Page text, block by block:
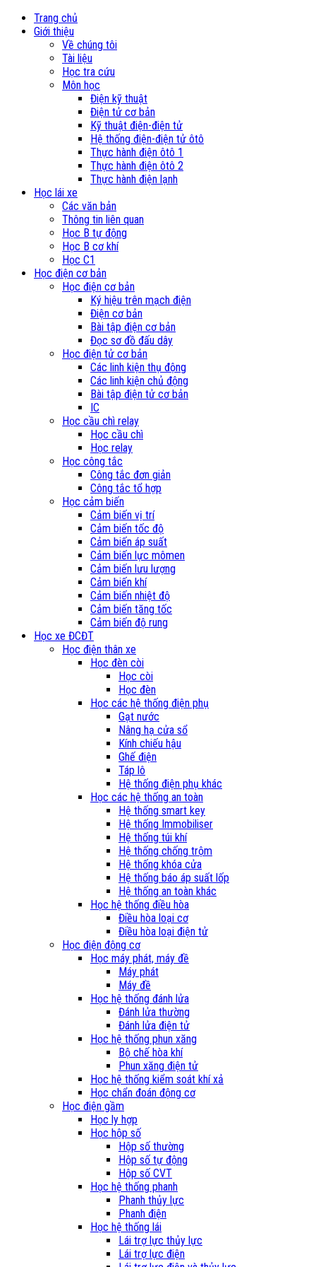
Trang chủ
Giới thiệu
Về chúng tôi
Tài liệu
Học tra cứu
Môn học
Điện kỹ thuật
Điện tử cơ bản
Kỹ thuật điện-điện tử
Hệ thống điện-điện tử ôtô
Thực hành điện ôtô 1
Thực hành điện ôtô 2
Thực hành điện lạnh
Học lái xe
Các văn bản
Thông tin liên quan
Học B tự động
Học B cơ khí
Học C1
Học điện cơ bản
Học điện cơ bản
Ký hiệu trên mạch điện
Điện cơ bản
Bài tập điện cơ bản
Đọc sơ đồ đấu dây
Học điện tử cơ bản
Các linh kiện thụ động
Các linh kiện chủ động
Bài tập điện tử cơ bản
IC
Học cầu chì relay
Học cầu chì
Học relay
Học công tắc
Công tắc đơn giản
Công tắc tổ hợp
Học cảm biến
Cảm biến vị trí
Cảm biến tốc độ
Cảm biến áp suất
Cảm biến lực mômen
Cảm biến lưu lượng
Cảm biến khí
Cảm biến nhiệt độ
Cảm biến tăng tốc
Cảm biến độ rung
Học xe ĐCĐT
Học điện thân xe
Học đèn còi
Học còi
Học đèn
Học các hệ thống điện phụ
Gạt nước
Nâng hạ cửa sổ
Kính chiếu hậu
Ghế điện
Táp lô
Hệ thống điện phụ khác
Học các hệ thống an toàn
Hệ thống smart key
Hệ thống Immobiliser
Hệ thống túi khí
Hệ thống chống trộm
Hệ thống khóa cửa
Hệ thống báo áp suất lốp
Hệ thống an toàn khác
Học hệ thống điều hòa
Điều hòa loại cơ
Điều hòa loại điện tử
Học điện động cơ
Học máy phát, máy đề
Máy phát
Máy đề
Học hệ thống đánh lửa
Đánh lửa thường
Đánh lửa điện tử
Học hệ thống phun xăng
Bộ chế hòa khí
Phun xăng điện tử
Học hệ thống kiểm soát khí xả
Học chẩn đoán động cơ
Học điện gầm
Học ly hợp
Học hộp số
Hộp số thường
Hộp số tự động
Hộp số CVT
Học hệ thống phanh
Phanh thủy lực
Phanh điện
Học hệ thống lái
Lái trợ lực thủy lực
Lái trợ lực điện